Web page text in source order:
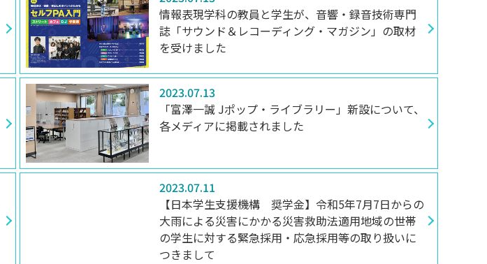
企業・一般の方
総合認証基盤システム（要ログイン）
情報表現学科の教員と学生が、音響・録音技術専門
誌「サウンド＆レコーディング・マガジン」の取材
を受けました
2023.07.13
「富澤一誠 Jポップ・ライブラリー」新設について、
各メディアに掲載されました
2023.07.11
【日本学生支援機構 奨学金】令和5年7月7日からの
大雨による災害にかかる災害救助法適用地域の世帯
の学生に対する緊急採用・応急採用等の取り扱いに
つきまして